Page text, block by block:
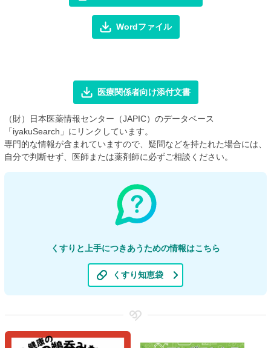
Wordファイル
医療関係者向け添付文書
（財）日本医薬情報センター（JAPIC）のデータベース
「iyakuSearch」にリンクしています。
専門的な情報が含まれていますので、疑問などを持たれた場合には、
自分で判断せず、医師または薬剤師に必ずご相談ください。
くすりと上手につきあうための情報はこちら
くすり知恵袋